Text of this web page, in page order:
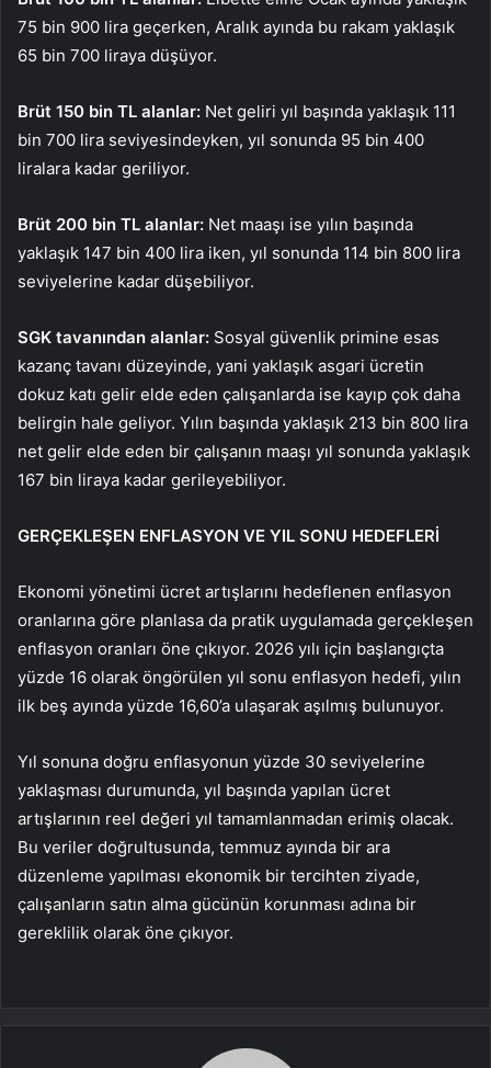
75 bin 900 lira geçerken, Aralık ayında bu rakam yaklaşık
65 bin 700 liraya düşüyor.
Brüt 150 bin TL alanlar: Net geliri yıl başında yaklaşık 111
bin 700 lira seviyesindeyken, yıl sonunda 95 bin 400
liralara kadar geriliyor.
Brüt 200 bin TL alanlar: Net maaşı ise yılın başında
yaklaşık 147 bin 400 lira iken, yıl sonunda 114 bin 800 lira
seviyelerine kadar düşebiliyor.
SGK tavanından alanlar: Sosyal güvenlik primine esas
kazanç tavanı düzeyinde, yani yaklaşık asgari ücretin
dokuz katı gelir elde eden çalışanlarda ise kayıp çok daha
belirgin hale geliyor. Yılın başında yaklaşık 213 bin 800 lira
net gelir elde eden bir çalışanın maaşı yıl sonunda yaklaşık
167 bin liraya kadar gerileyebiliyor.
GERÇEKLEŞEN ENFLASYON VE YIL SONU HEDEFLERİ
Ekonomi yönetimi ücret artışlarını hedeflenen enflasyon
oranlarına göre planlasa da pratik uygulamada gerçekleşen
enflasyon oranları öne çıkıyor. 2026 yılı için başlangıçta
yüzde 16 olarak öngörülen yıl sonu enflasyon hedefi, yılın
ilk beş ayında yüzde 16,60’a ulaşarak aşılmış bulunuyor.
Yıl sonuna doğru enflasyonun yüzde 30 seviyelerine
yaklaşması durumunda, yıl başında yapılan ücret
artışlarının reel değeri yıl tamamlanmadan erimiş olacak.
Bu veriler doğrultusunda, temmuz ayında bir ara
düzenleme yapılması ekonomik bir tercihten ziyade,
çalışanların satın alma gücünün korunması adına bir
gereklilik olarak öne çıkıyor.